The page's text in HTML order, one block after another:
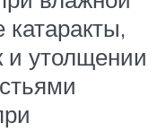
и утолщении